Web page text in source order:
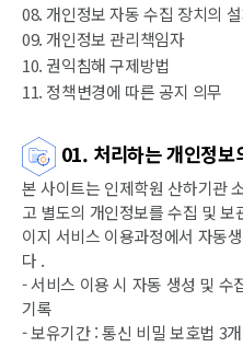
08. 개인정보 자동 수집 장치의
09. 개인정보 관리책임자
10. 권익침해 구제방법
11. 정책변경에 따른 공지 의무
01. 처리하는 개인정
본 사이트는 인제학원 산하기관
고 별도의 개인정보를 수집 및
이지 서비스 이용과정에서 자동
다 .
- 서비스 이용 시 자동 생성 및 수
기록
- 보유기간 : 통신 비밀 보호법 3